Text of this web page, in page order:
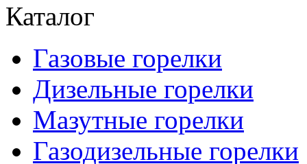
Каталог
Газовые горелки
Дизельные горелки
Мазутные горелки
Газодизельные горелки